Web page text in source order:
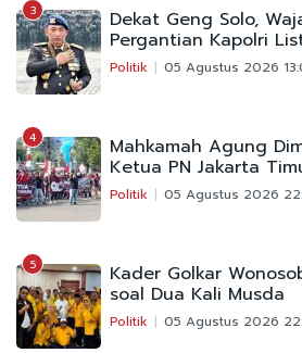
3 Dekat Geng Solo,
Pergantian Kapolri
Politik 05 Agustus 2026
4 Mahkamah Agung
Ketua PN Jakarta
Politik 05 Agustus 2026
5 Kader Golkar
soal Dua Kali Musda
Politik 05 Agustus 2026